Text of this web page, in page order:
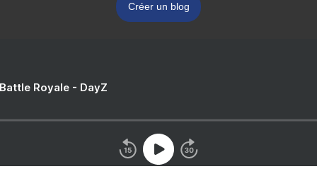
Créer un blog
Royale - DayZ